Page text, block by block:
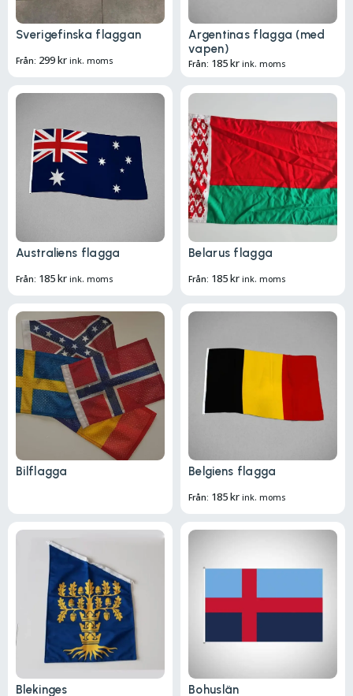
Sverigefinska flaggan
Från: 299kr ink. moms
Argentinas flagga (med
vapen)
Från: 185kr ink. moms
Australiens flagga
Från: 185kr ink. moms
Belarus flagga
Från: 185kr ink. moms
Bilflagga Belgiens flagga
Från: 185kr ink. moms
Blekinges
Bohuslän